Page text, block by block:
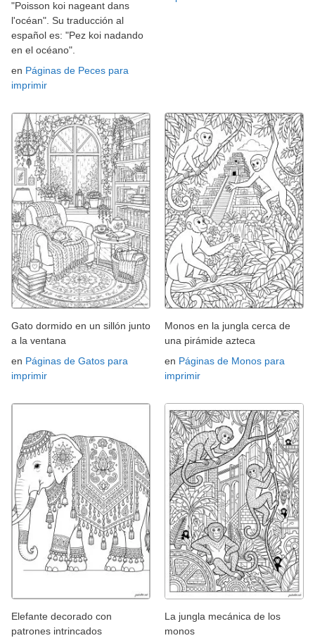
"Poisson koi nageant dans
l'océan". Su traducción al
español es: "Pez koi nadando
en el océano".
en Páginas de Peces para
imprimir
Gato dormido en un sillón junto
a la ventana
en Páginas de Gatos para
imprimir
Monos en la jungla cerca de
una pirámide azteca
en Páginas de Monos para
imprimir
Elefante decorado con
patrones intrincados
La jungla mecánica de los
monos